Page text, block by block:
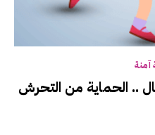
الحماية من التحرش